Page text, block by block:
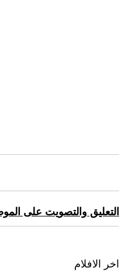
التعليق والتصويت على
اخر الافلام